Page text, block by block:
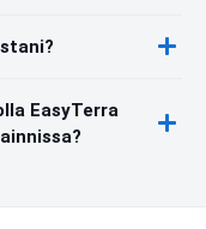
EasyTerra